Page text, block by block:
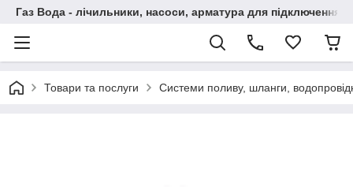
Газ Вода - лічильники, насоси, арматура для підключення,
Товари та послуги Системи поливу, шланги,